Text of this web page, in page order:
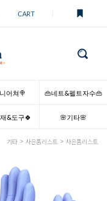
CART
어쳐🍭 👜네트&펠트자수👜
&도구🍀 🌸기타🌸
기타 사은품리스트 사은품리스트